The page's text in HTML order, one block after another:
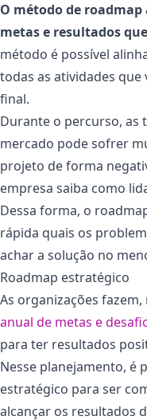
O método de
metas e resultados
método é possível
todas as atividades
final.
Durante o percurso, as
mercado pode sofrer
projeto de forma
empresa saiba como
Dessa forma, o
rápida quais os
achar a solução no
Roadmap estratégico
As organizações
anual de metas e
para ter resultados
Nesse planejamento, é
estratégico para ser
alcançar os resultados